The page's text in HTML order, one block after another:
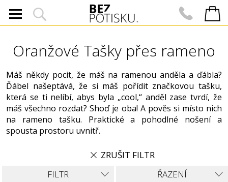
Oranžové Tašky přes rameno
Máš někdy pocit, že máš na ramenou anděla a ďábla?
Ďábel našeptává, že si máš pořídit značkovou tašku,
která se ti nelíbí, abys byla „cool,“ anděl zase tvrdí, že
máš všechno rozdat? Shoď je oba! A pověs si místo nich
na rameno tašku. Praktické a pohodlné nošení a
spousta prostoru uvnitř.
ZRUŠIT FILTR
ŘAZENÍ
FILTR